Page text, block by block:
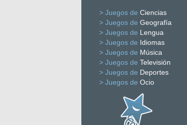
> Juegos de Ciencias
> Juegos de Geografía
> Juegos de Lengua
> Juegos de Idiomas
> Juegos de Música
> Juegos de Televisión
> Juegos de Deportes
> Juegos de Ocio